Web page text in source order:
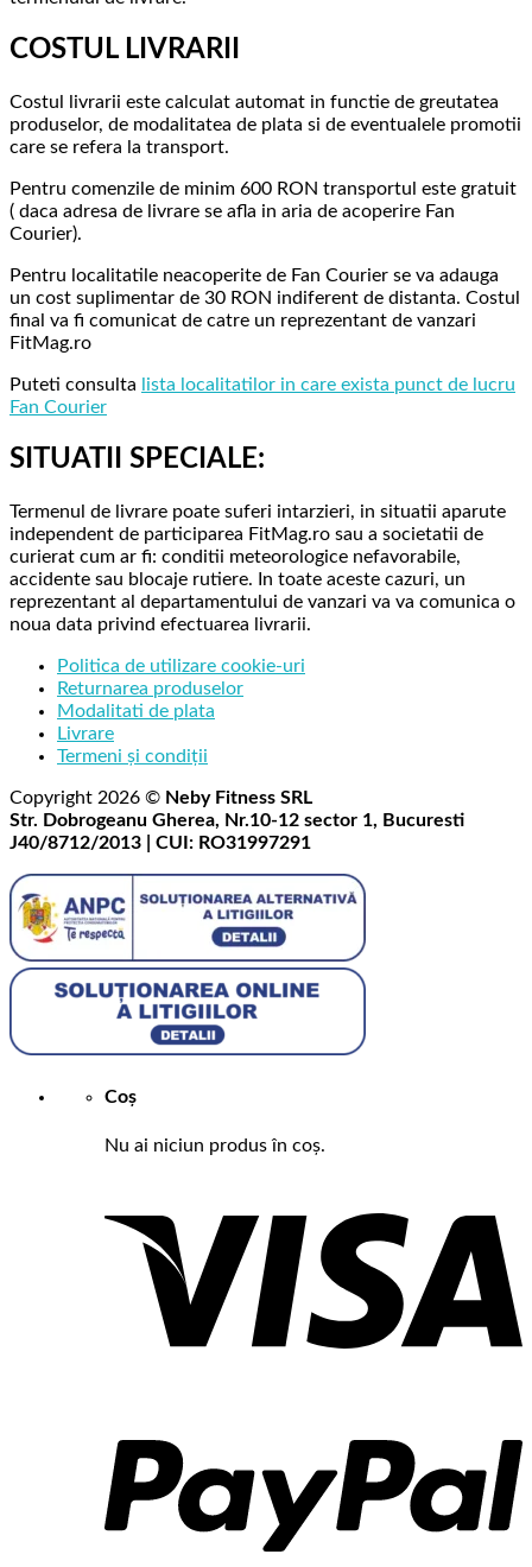
COSTUL LIVRARII
Costul livrarii este calculat automat in functie de greutatea
produselor, de modalitatea de plata si de eventualele promotii
care se refera la transport.
Pentru comenzile de minim 600 RON transportul este gratuit
( daca adresa de livrare se afla in aria de acoperire Fan
Courier).
Pentru localitatile neacoperite de Fan Courier se va adauga
un cost suplimentar de 30 RON indiferent de distanta. Costul
final va fi comunicat de catre un reprezentant de vanzari
FitMag.ro
Puteti consulta
lista localitatilor in care exista punct de lucru
Fan Courier
SITUATII SPECIALE:
Termenul de livrare poate suferi intarzieri, in situatii aparute
independent de participarea FitMag.ro sau a societatii de
curierat cum ar fi: conditii meteorologice nefavorabile,
accidente sau blocaje rutiere. In toate aceste cazuri, un
reprezentant al departamentului de vanzari va va comunica o
noua data privind efectuarea livrarii.
Politica de utilizare cookie-uri
Returnarea produselor
Modalitati de plata
Livrare
Termeni și condiții
Copyright 2026 © Neby Fitness SRL
Str. Dobrogeanu Gherea, Nr.10-12 sector 1, Bucuresti
J40/8712/2013 | CUI: RO31997291
Coș
Nu ai niciun produs în coș.